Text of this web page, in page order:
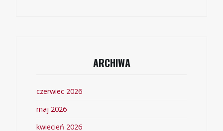
ARCHIWA
czerwiec 2026
maj 2026
kwiecień 2026